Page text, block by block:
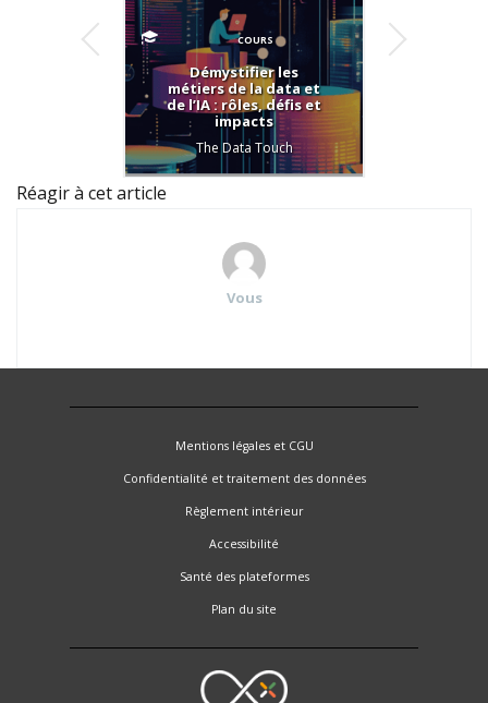
COURS
Démystifier les
métiers de la data et
de l’IA : rôles, défis et
impacts
The Data Touch
Réagir à cet article
Vous
Mentions légales et CGU
Confidentialité et traitement des données
Règlement intérieur
Accessibilité
Santé des plateformes
Plan du site